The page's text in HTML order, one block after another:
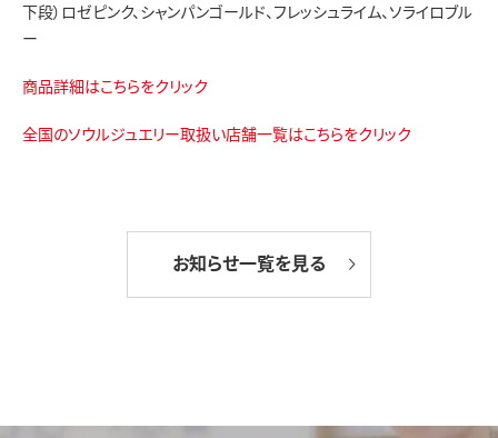
下段）ロゼピンク、シャンパンゴールド、フレッシュライム、ソライロブル
ー
商品詳細はこちらをクリック
全国のソウルジュエリー取扱い店舗一覧はこちらをクリック
お知らせ一覧を見る